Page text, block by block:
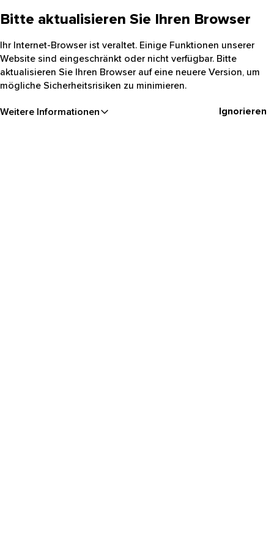
Bitte aktualisieren Sie Ihren Browser
Ihr Internet-Browser ist veraltet. Einige Funktionen unserer
Website sind eingeschränkt oder nicht verfügbar. Bitte
aktualisieren Sie Ihren Browser auf eine neuere Version, um
mögliche Sicherheitsrisiken zu minimieren.
Weitere Informationen Ignorieren